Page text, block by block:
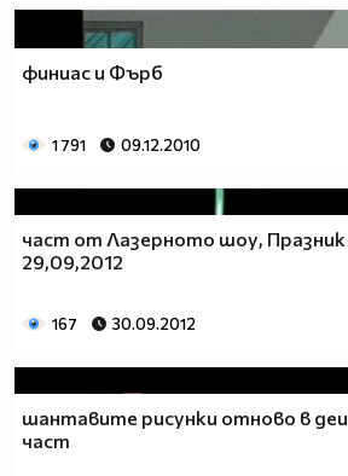
финиас и Фърб
1 791 09.12.2010
част от Лазерното шоу, Празник
29,09,2012
167 30.09.2012
шантавите рисунки отново в
част